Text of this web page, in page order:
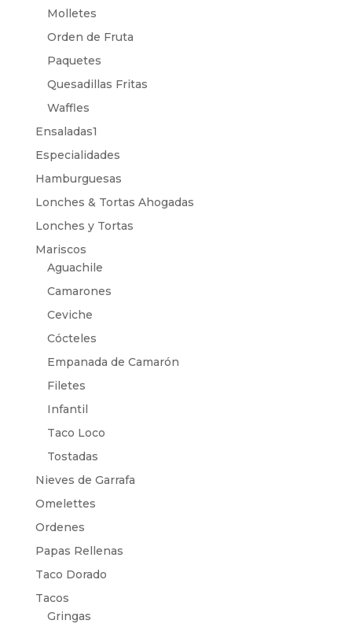
Molletes
Orden de Fruta
Paquetes
Quesadillas Fritas
Waffles
Ensaladas1
Especialidades
Hamburguesas
Lonches & Tortas Ahogadas
Lonches y Tortas
Mariscos
Aguachile
Camarones
Ceviche
Cócteles
Empanada de Camarón
Filetes
Infantil
Taco Loco
Tostadas
Nieves de Garrafa
Omelettes
Ordenes
Papas Rellenas
Taco Dorado
Tacos
Gringas